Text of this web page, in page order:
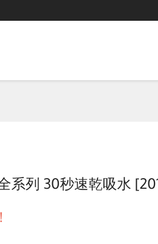
系列 30秒速乾吸水